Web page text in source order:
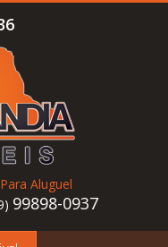
Para Aluguel
99898-0937